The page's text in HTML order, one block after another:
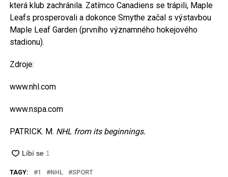
která klub zachránila. Zatímco Canadiens se trápili, Maple
Leafs prosperovali a dokonce Smythe začal s výstavbou
Maple Leaf Garden (prvního významného hokejového
stadionu).
Zdroje:
www.nhl.com
www.nspa.com
PATRICK. M. NHL from its beginnings.
TAGY: 1 NHL SPORT